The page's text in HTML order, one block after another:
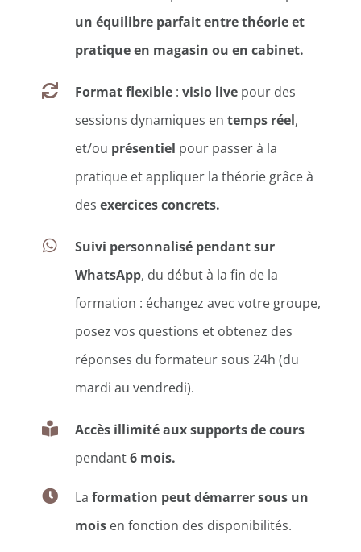
un équilibre parfait entre théorie et
pratique en magasin ou en cabinet.
Format flexible : visio livepour des
sessions dynamiques en temps réel,
et/ou présentiel pour passer à la
pratique et appliquer la théorie grâce à
des exercices concrets.
Suivi personnalisé pendant sur
WhatsApp, du début à la fin de la
formation : échangez avec votre groupe,
posez vos questions et obtenez des
réponses du formateur sous 24h (du
mardi au vendredi).
Accès illimité aux supports de cours
pendant6 mois.
La formation peut démarrer sous un
mois en fonction des disponibilités.